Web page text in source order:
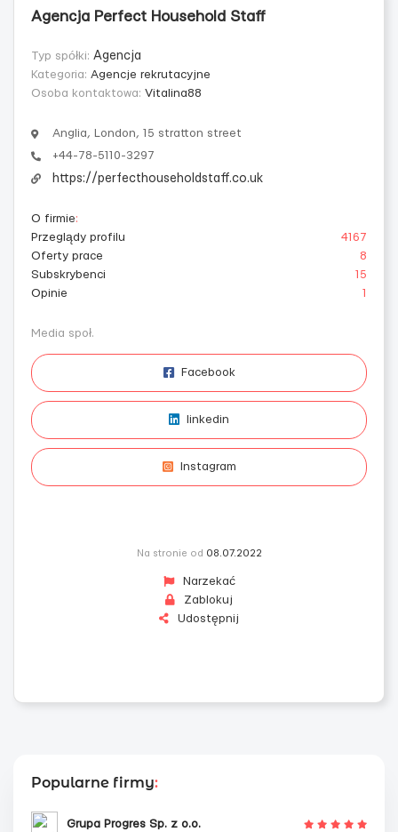
Agencja Perfect Household Staff
Typ spółki: Agencja
Kategoria: Agencje rekrutacyjne
Osoba kontaktowa: Vitalina88
Anglia, London, 15 stratton street
+44-78-5110-3297
https://perfecthouseholdstaff.co.uk
O firmie:
Przeglądy profilu
4167
Oferty prace
8
Subskrybenci
15
Opinie
1
Media społ.
Facebook
linkedin
Instagram
Na stronie od 08.07.2022
Narzekać
Zablokuj
Udostępnij
Popularne firmy:
Grupa Progres Sp. z o.o.